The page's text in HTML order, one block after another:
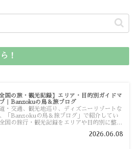
！
全国の旅・観光記録】エリア・目的別ガイドマ
｜Banzokuの鳥＆旅ブログ
・交通、観光地巡り、ディズニーリゾートな
「Banzokuの鳥＆旅ブログ」で紹介してい
国の旅行・観光記録をエリアや目的別に整理
ドマップからスムーズに見つけていただけま
2026.06.08